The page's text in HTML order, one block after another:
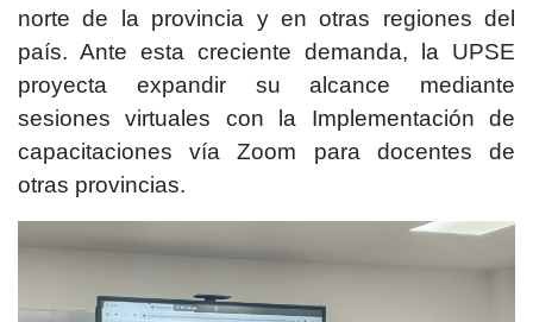
norte de la provincia y en otras regiones del
país. Ante esta creciente demanda, la UPSE
proyecta expandir su alcance mediante
sesiones virtuales con la Implementación de
capacitaciones vía Zoom para docentes de
otras provincias.